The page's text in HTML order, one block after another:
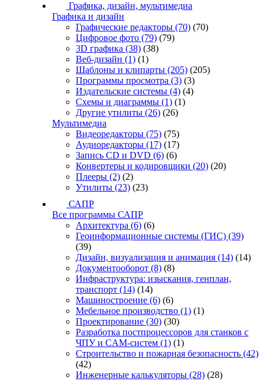
Графика, дизайн, мультимедиа
Графика и дизайн
Графические редакторы (70) (70)
Цифровое фото (79) (79)
3D графика (38) (38)
Веб-дизайн (1) (1)
Шаблоны и клипарты (205) (205)
Программы просмотра (3) (3)
Издательские системы (4) (4)
Схемы и диаграммы (1) (1)
Другие утилиты (26) (26)
Мультимедиа
Видеоредакторы (75) (75)
Аудиоредакторы (17) (17)
Запись CD и DVD (6) (6)
Конвертеры и кодировщики (20) (20)
Плееры (2) (2)
Утилиты (23) (23)
САПР
Все программы САПР
Архитектура (6) (6)
Геоинформационные системы (ГИС) (39)
(39)
Дизайн, визуализация и анимация (14) (14)
Документооборот (8) (8)
Инфраструктура: изыскания, генплан,
транспорт (14) (14)
Машиностроение (6) (6)
Мебельное производство (1) (1)
Проектирование (30) (30)
Разработка постпроцессоров для станков с
ЧПУ и CAM-систем (1) (1)
Строительство и пожарная безопасность (42)
(42)
Инженерные калькуляторы (28) (28)